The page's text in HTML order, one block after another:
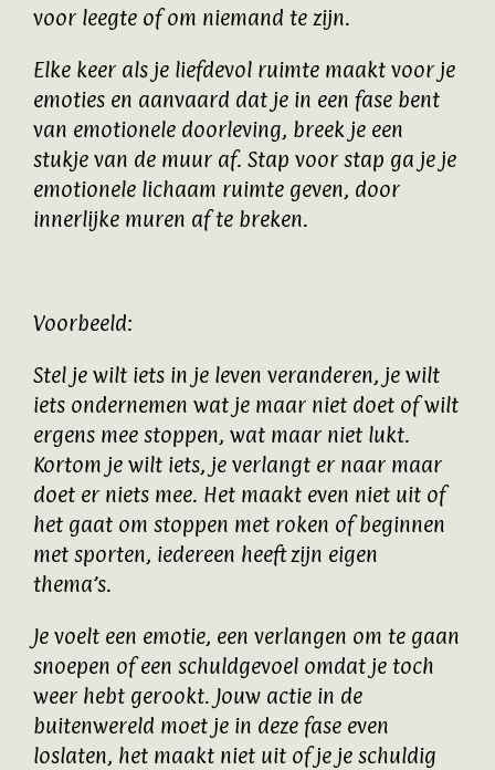
voor leegte of om niemand te zijn.
Elke keer als je liefdevol ruimte maakt voor je
emoties en aanvaard dat je in een fase bent
van emotionele doorleving, breek je een
stukje van de muur af. Stap voor stap ga je je
emotionele lichaam ruimte geven, door
innerlijke muren af te breken.
Voorbeeld:
Stel je wilt iets in je leven veranderen, je wilt
iets ondernemen wat je maar niet doet of wilt
ergens mee stoppen, wat maar niet lukt.
Kortom je wilt iets, je verlangt er naar maar
doet er niets mee. Het maakt even niet uit of
het gaat om stoppen met roken of beginnen
met sporten, iedereen heeft zijn eigen
thema’s.
Je voelt een emotie, een verlangen om te gaan
snoepen of een schuldgevoel omdat je toch
weer hebt gerookt. Jouw actie in de
buitenwereld moet je in deze fase even
loslaten, het maakt niet uit of je je schuldig